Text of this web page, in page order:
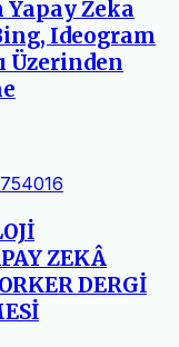
Yapay Zeka
Ideogram
Üzerinden
ZEKÂ
DERGİ